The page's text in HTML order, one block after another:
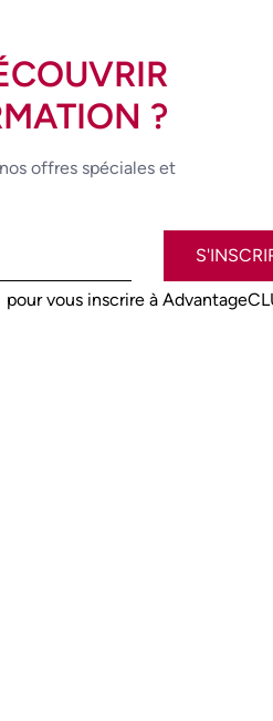
?
offres spéciales et
pour vous inscrire à